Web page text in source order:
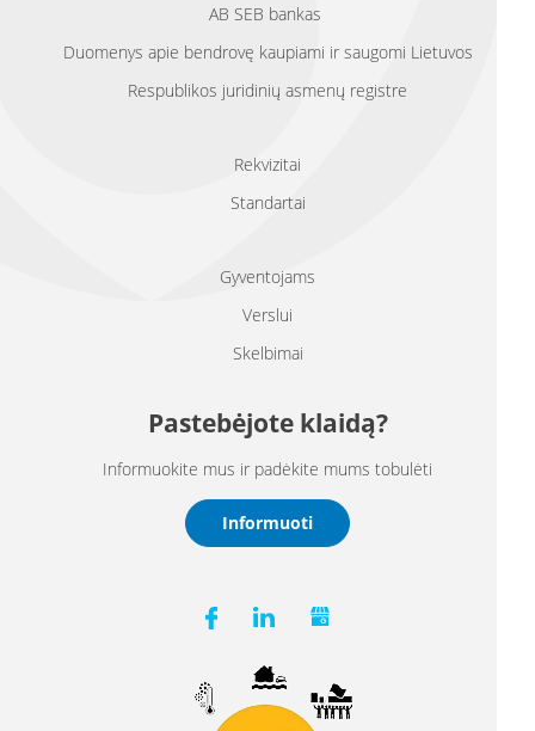
AB SEB bankas
Duomenys apie bendrovę kaupiami ir saugomi Lietuvos
Respublikos juridinių asmenų registre
Rekvizitai
Standartai
Gyventojams
Verslui
Skelbimai
Pastebėjote klaidą?
Informuokite mus ir padėkite mums tobulėti
Informuoti